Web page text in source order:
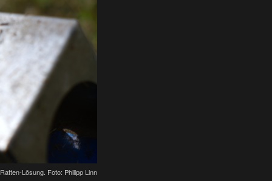
Lösung. Foto: Philipp Linn